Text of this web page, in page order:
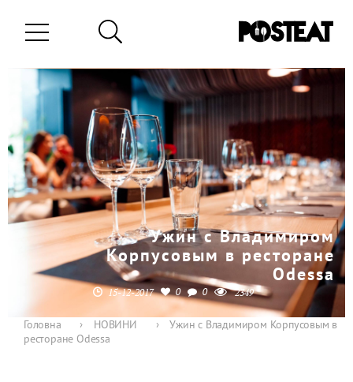
Ужин с Владимиром
Корпусовым в ресторане
Odessa
15-12-2017 0 0 2349
Головна › НОВИНИ ›
Ужин с Владимиром Корпусовым в
ресторане Odessa